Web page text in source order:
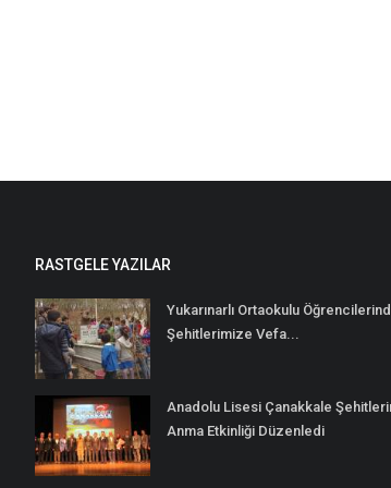
RASTGELE YAZILAR
Yukarınarlı Ortaokulu
Şehitlerimize Vefa...
Anadolu Lisesi Çanakkale
Anma Etkinliği Düzenledi